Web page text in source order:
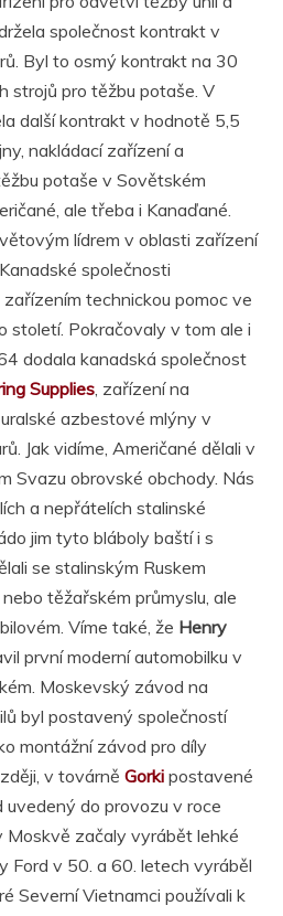
společnost kontrakt v
Byl to osmý kontrakt na 30
strojů pro těžbu potaše. V
další kontrakt v hodnotě 5,5
nakládací zařízení a
potaše v Sovětském
ale třeba i Kanaďané.
lídrem v oblasti zařízení
společnosti
technickou pomoc ve
století. Pokračovaly v tom ale i
dodala kanadská společnost
Supplies, zařízení na
azbestové mlýny v
Jak vidíme, Američané dělali v
Svazu obrovské obchody. Nás
a nepřátelích stalinské
jim tyto bláboly baští i s
se stalinským Ruskem
těžařském průmyslu, ale
Víme také, že Henry
první moderní automobilku v
Moskevský závod na
byl postavený společností
montážní závod pro díly
v továrně Gorki postavené
do provozu v roce
Moskvě začaly vyrábět lehké
Ford v 50. a 60. letech vyráběl
Severní Vietnamci používali k